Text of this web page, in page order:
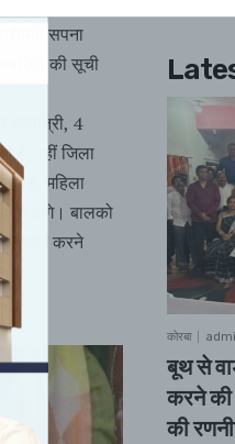
सपना
की सूची
महामंत्री, 4
है, वहीं जिला
महिला
होंगे। बालको
कार्य करने
कोरबा
बूथ से
करने की
की